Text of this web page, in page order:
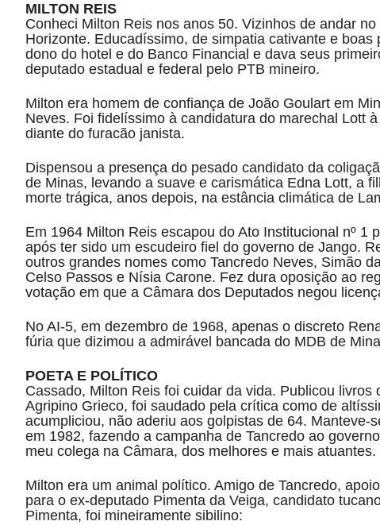
MILTON REIS
Conheci Milton Reis nos anos 50. Vizinhos de andar
Horizonte. Educadíssimo, de simpatia cativante e
dono do hotel e do Banco Financial e dava seus
deputado estadual e federal pelo PTB mineiro.
Milton era homem de confiança de João Goulart em
Neves. Foi fidelíssimo à candidatura do marechal Lott
diante do furacão janista.
Dispensou a presença do pesado candidato da
de Minas, levando a suave e carismática Edna Lott, a
morte trágica, anos depois, na estância climática de
Em 1964 Milton Reis escapou do Ato Institucional nº
após ter sido um escudeiro fiel do governo de Jango.
outros grandes nomes como Tancredo Neves, Simão
Celso Passos e Nísia Carone. Fez dura oposição ao
votação em que a Câmara dos Deputados negou
No AI-5, em dezembro de 1968, apenas o discreto
fúria que dizimou a admirável bancada do MDB de
POETA E POLÍTICO
Cassado, Milton Reis foi cuidar da vida. Publicou
Agripino Grieco, foi saudado pela crítica como de
acumpliciou, não aderiu aos golpistas de 64.
em 1982, fazendo a campanha de Tancredo ao
meu colega na Câmara, dos melhores e mais atuantes.
Milton era um animal político. Amigo de Tancredo,
para o ex-deputado Pimenta da Veiga, candidato
Pimenta, foi mineiramente sibilino: